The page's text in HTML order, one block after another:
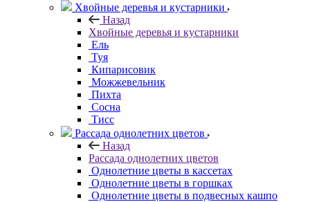
Хвойные деревья и кустарники
Назад
Хвойные деревья и кустарники
Ель
Туя
Кипарисовик
Можжевельник
Пихта
Сосна
Тисc
Рассада однолетних цветов
Назад
Рассада однолетних цветов
Однолетние цветы в кассетах
Однолетние цветы в горшках
Однолетние цветы в подвесных кашпо